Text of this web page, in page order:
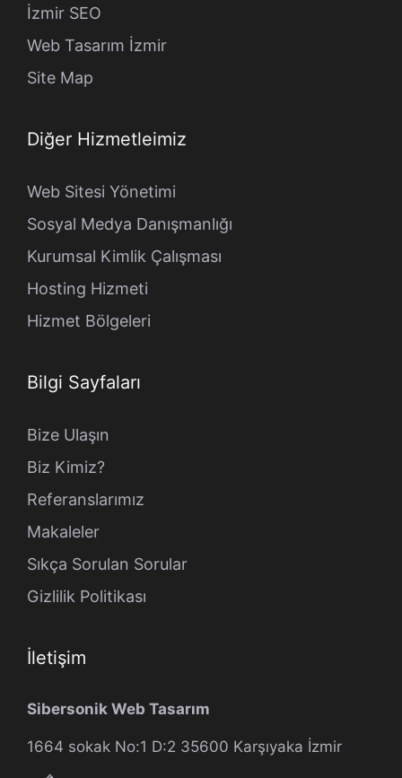
İzmir SEO
Web Tasarım İzmir
Site Map
Diğer Hizmetleimiz
Web Sitesi Yönetimi
Sosyal Medya Danışmanlığı
Kurumsal Kimlik Çalışması
Hosting Hizmeti
Hizmet Bölgeleri
Bilgi Sayfaları
Bize Ulaşın
Biz Kimiz?
Referanslarımız
Makaleler
Sıkça Sorulan Sorular
Gizlilik Politikası
İletişim
Sibersonik Web Tasarım
1664 sokak No:1 D:2 35600 Karşıyaka İzmir